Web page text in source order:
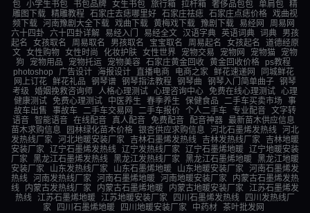
包 小学生书包 书包品牌 女生书包 旅行箱 拉杆箱 奢侈品包包 单肩包 精
雕图下载 精雕教程 石家庄去痣哪里好 石家庄祛痣 石家庄点痣价格 戏曲视
频下载
河南豫剧大全下载 戏曲下载 黄梅戏下载 豫剧下载 易经网
周易网
六十四卦
六十四卦详解 易经入门 易经全文 汉语字典 英语词典 词典
男孩
起名
女孩取名 周易取名 男孩取名 宝宝取名 周易起名 女孩起名
道德经原
文 女性购物 女性时尚 化妆护肤 女性世界 宠物交易 宠物网 宠物猫
宠物
狗
宠物用品 宠物托运 宠物美容 石家庄黄金回收 黄金回收价格
ps教程
photoshop
广告设计 海报设计 直播电商 电商之家 鲜花速递网
同城鲜花
网上订花 鲜花礼品 钢琴谱 钢琴指法教程 钢琴曲 钢琴入门简单曲子 钢琴
考级
婚姻挽救咨询师 人格心理测试 心理咨询中心 免费在线心理测试 心理
健康测试
免费心理测试 中医养生 春季养生 保健食品 二手车买卖市场
事
故车出售
事故车 二手车交易网 二手车报价 个人二手车 专业配音 文字转
语音
智能语音 在线配音 真人配音 免费配音 配音神器
最新苗木供应信息
苗木求购信息
园林绿化苗木价格 银杏供应求购信息 河北石墨烯发热线
河北
发热线厂家
河北地暖安装厂家 吉林石墨烯发热线 吉林发热线厂家
吉林地暖
安装厂家
辽宁石墨烯发热线 辽宁发热线厂家 辽宁石墨烯地暖 辽宁地暖安装
厂家
黑龙江石墨烯发热线 黑龙江发热线厂家 黑龙江石墨烯地暖 黑龙江地暖
安装厂家
山东发热线厂家 山东石墨烯地暖 山东地暖安装厂家
河南石墨烯发
热线
河南发热线厂家 河南石墨烯地暖 河南地暖安装厂家
内蒙古石墨烯发热
线
内蒙古发热线厂家 内蒙古石墨烯地暖 内蒙古地暖安装厂家
江苏石墨烯发
热线
江苏石墨烯地暖 江苏地暖安装厂家 四川石墨烯发热线
四川发热线厂
家
四川石墨烯地暖 四川地暖安装厂家 中药材 茶叶批发网